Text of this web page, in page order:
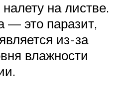
на листве.
— это паразит,
из-за
влажности